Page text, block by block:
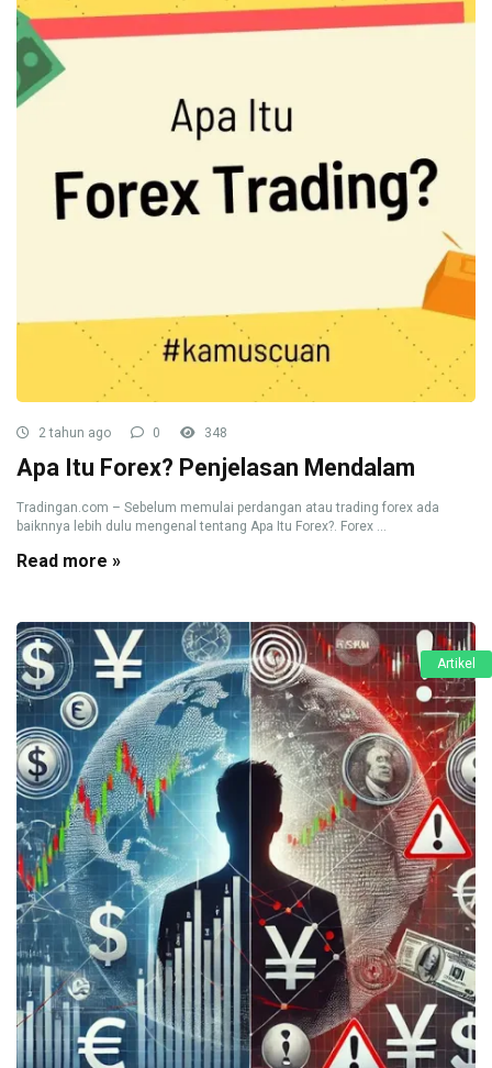
2 tahun ago 0 348
Apa Itu Forex? Penjelasan Mendalam
Tradingan.com – Sebelum memulai perdangan atau trading forex ada
baiknnya lebih dulu mengenal tentang Apa Itu Forex?. Forex ...
Read more »
Artikel